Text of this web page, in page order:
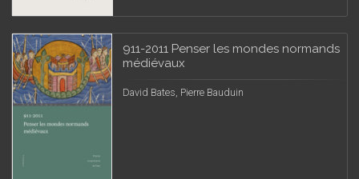
911-2011 Penser les mondes normands
médiévaux
David Bates, Pierre Bauduin